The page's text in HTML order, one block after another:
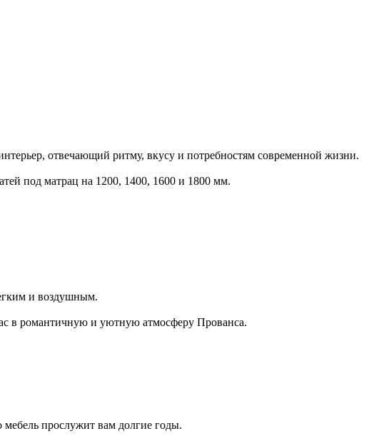
отвечающий ритму, вкусу и потребностям современной жизни.
под матрац на 1200, 1400, 1600 и 1800 мм.
и воздушным.
в романтичную и уютную атмосферу Прованса.
прослужит вам долгие годы.